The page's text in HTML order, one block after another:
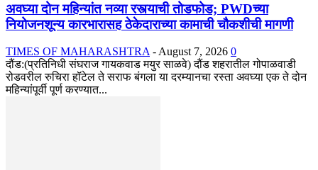
अवघ्या दोन महिन्यांत नव्या रस्त्याची तोडफोड; PWDच्या
नियोजनशून्य कारभारासह ठेकेदाराच्या कामाची चौकशीची मागणी
TIMES OF MAHARASHTRA - August 7, 2026 0
दौंड:(प्रतिनिधी संघराज गायकवाड मयुर साळवे) दौंड शहरातील गोपाळवाडी
रोडवरील रुचिरा हॉटेल ते सराफ बंगला या दरम्यानचा रस्ता अवघ्या एक ते दोन
महिन्यांपूर्वी पूर्ण करण्यात...